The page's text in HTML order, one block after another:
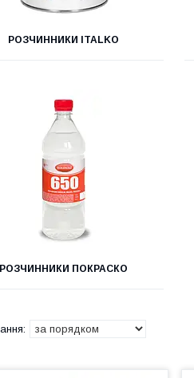
РОЗЧИННИКИ ITALKO
РОЗЧИННИКИ ПОКРАСКО